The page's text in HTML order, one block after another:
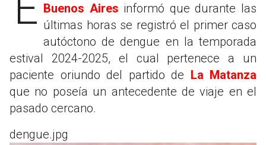
Buenos Aires informó que durante las
últimas horas se registró el primer caso
autóctono de dengue en la temporada
estival 2024-2025, el cual pertenece a un
paciente oriundo del partido de La Matanza
que no poseía un antecedente de viaje en el
pasado cercano.
dengue.jpg